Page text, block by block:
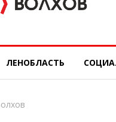
ЛЕНОБЛАСТЬ